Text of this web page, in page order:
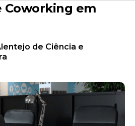
Coworking em
de Ciência e